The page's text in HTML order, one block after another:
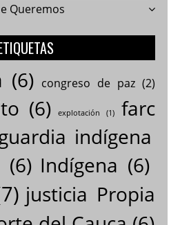
Queremos
(6) congreso de paz(2)
(6) explotación (1)
farc
indígena
(6) Indígena (6)
justicia Propia